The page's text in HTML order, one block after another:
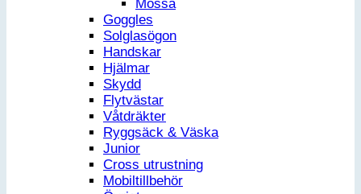
Mössa
Goggles
Solglasögon
Handskar
Hjälmar
Skydd
Flytvästar
Våtdräkter
Ryggsäck & Väska
Junior
Cross utrustning
Mobiltillbehör